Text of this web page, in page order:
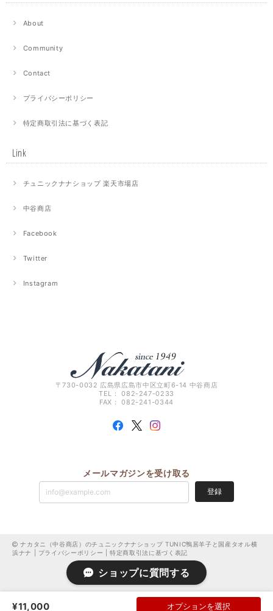
About
Community
Contact
プライバシーポリシー
特定商取引法に基づく表記
Link
チュニックナナショップ 楽天市場店
中谷商店
Facebook
Twitter
Instagram
〒730-0032 広島県広島市中区立町6-14 中谷商店
TEL： 082-247-0233
FAX： 082-241-0344
メールマガジンを受け取る
登録
ナカタニ（中谷商店）のチュニックナナショップ TUNIC鴨居羊子と国産タオル横
浜ナナ | プライバシーポリシー |特定商取引法に基づく表記
¥11,000 オプションを選択
ショップに質問する